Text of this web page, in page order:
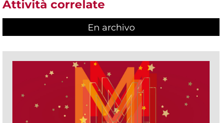
Attività correlate
En archivo